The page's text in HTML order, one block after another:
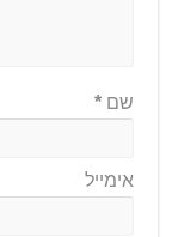
שם*
אימייל